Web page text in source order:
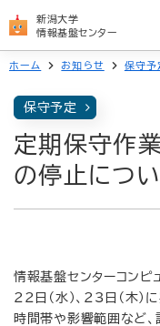
新潟大学
情報基盤センター
センターについて
学生の方
教職員の方
よくある質問（FAQ）
新潟大学公式サイト
学生メール
العربية
简体中文
Nederlands
English
日本語
よくある質問（FAQ）
お問い合わせ先
ホーム お知らせ 保守予
保守予定
定期保守作
の停止につ
情報基盤センターコンピ
22日（水）、23日（木）
時間帯や影響範囲など、